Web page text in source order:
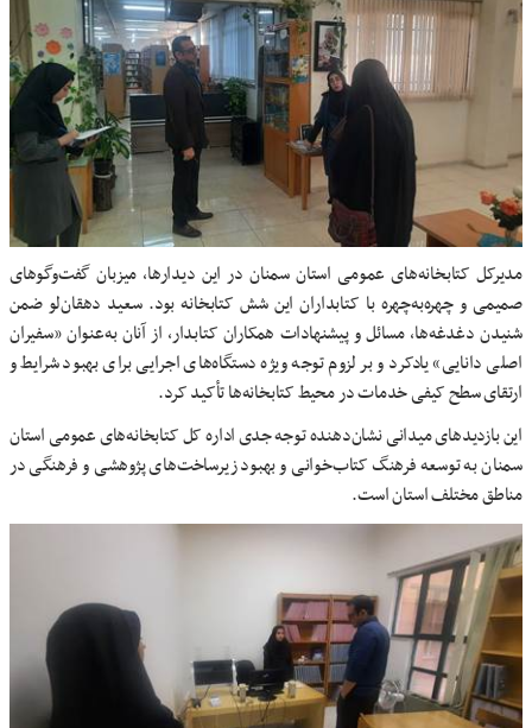
مدیرکل کتابخانه‌های عمومی استان سمنان در این دیدارها، میزبان گفت‌وگوهای
صمیمی و چهره‌به‌چهره با کتابداران این شش کتابخانه بود. سعید دهقان‌لو ضمن
شنیدن دغدغه‌ها، مسائل و پیشنهادات همکاران کتابدار، از آنان به‌عنوان «سفیران
اصلی دانایی» یادکرد و بر لزوم توجه ویژه دستگاه‌های اجرایی برای بهبود شرایط و
ارتقای سطح کیفی خدمات در محیط کتابخانه‌ها تأکید کرد.
این بازدیدهای میدانی نشان‌دهنده توجه جدی اداره کل کتابخانه‌های عمومی استان
سمنان به توسعه فرهنگ کتاب‌خوانی و بهبود زیرساخت‌های پژوهشی و فرهنگی در
مناطق مختلف استان است.